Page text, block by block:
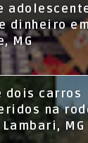
dinheiro
MG
dois carros
na
Lambari, MG